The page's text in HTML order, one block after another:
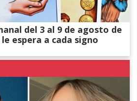
del 3 al 9 de agosto de
le espera a cada signo